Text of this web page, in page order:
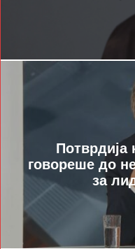
Потврдија
говореше до
за